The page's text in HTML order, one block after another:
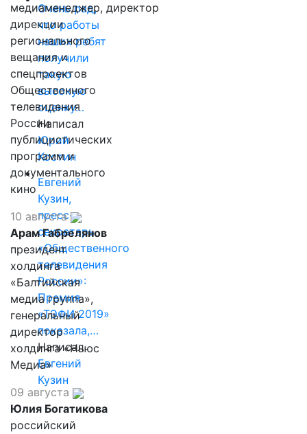
Очень рад,
что работы
наших ребят
получили
такую
высокую
оценку…
Написал
Юрий
Костин
Евгений
Кузин,
пресс-
секретарь
«Общественного
телевидения
России»:
Премия
«ТЭФИ 2019»
показала,…
Написал
Евгений
Кузин
медиаменеджер, директор
дирекции
регионального
вещания и
спецпроектов
Общественного
телевидения
России
публицистических
программ и
документального
кино
10 августа
Арам Габрелянов
президент
холдинга
«Балтийская
медиа группа»,
генеральный
директор
холдинга «Ньюс
Медиа»
09 августа
Юлия Богатикова
российский